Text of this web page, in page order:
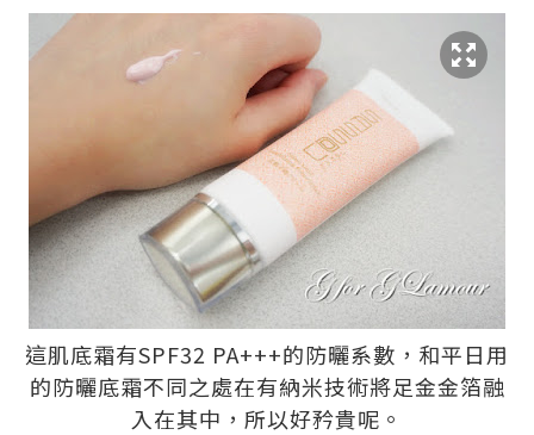
這肌底霜有SPF32 PA+++的防曬系數，和平日用
的防曬底霜不同之處在有納米技術將足金金箔融
入在其中，所以好矜貴呢。